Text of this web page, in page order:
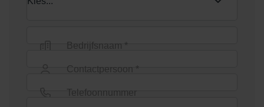
Bedrijfsnaam *
Contactpersoon *
Telefoonnummer